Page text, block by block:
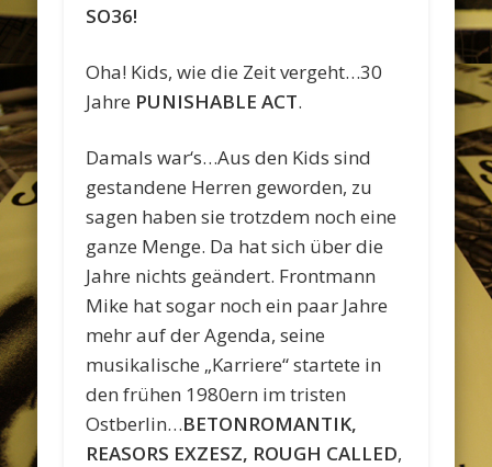
SO36!
Oha! Kids, wie die Zeit vergeht…30
Jahre PUNISHABLE ACT.
Damals war‘s…Aus den Kids sind
gestandene Herren geworden, zu
sagen haben sie trotzdem noch eine
ganze Menge. Da hat sich über die
Jahre nichts geändert. Frontmann
Mike hat sogar noch ein paar Jahre
mehr auf der Agenda, seine
musikalische „Karriere“ startete in
den frühen 1980ern im tristen
Ostberlin…BETONROMANTIK,
REASORS EXZESZ, ROUGH CALLED,